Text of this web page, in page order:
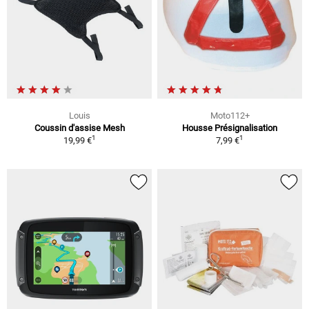
Louis
Coussin d'assise Mesh
19,99 €1
Moto112+
Housse Présignalisation
7,99 €1